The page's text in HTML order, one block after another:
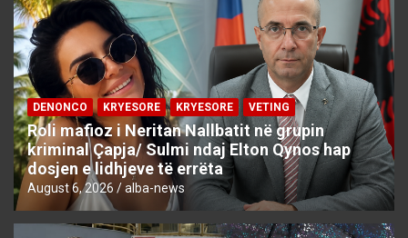
DENONCO KRYESORE KRYESORE VETING
Roli mafioz i Neritan Nallbatit në grupin
kriminal Çapja/ Sulmi ndaj Elton Qynos hap
dosjen e lidhjeve të errëta
August 6, 2026 alba-news